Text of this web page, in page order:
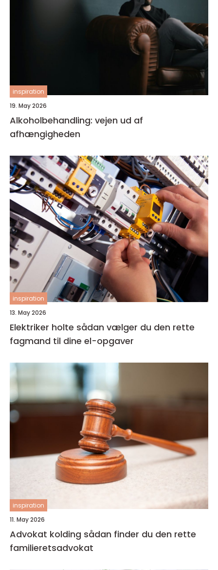
inspiration
19. May 2026
Alkoholbehandling: vejen ud af
afhængigheden
inspiration
13. May 2026
Elektriker holte sådan vælger du den rette
fagmand til dine el-opgaver
inspiration
11. May 2026
Advokat kolding sådan finder du den rette
familieretsadvokat